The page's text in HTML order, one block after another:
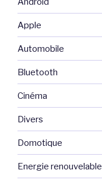
Apple
Automobile
Bluetooth
Cinéma
Divers
Domotique
Energie renouvelable